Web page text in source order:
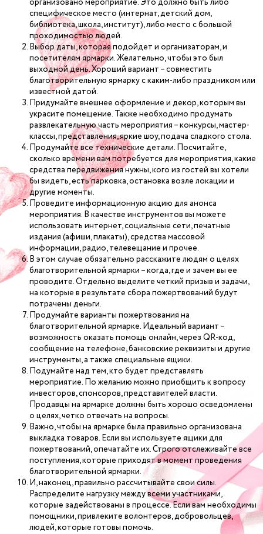
специфическое место (интернат, детский дом,
библиотека, школа, институт), либо место с большой
проходимостью людей.
Выбор даты, которая подойдет и организаторам, и
посетителям ярмарки. Желательно, чтобы это был
выходной день. Хороший вариант – совместить
благотворительную ярмарку с каким-либо праздником или
известной датой.
Придумайте внешнее оформление и декор, которым вы
украсите помещение. Также необходимо продумать
развлекательную часть мероприятия – конкурсы, мастер-
классы, представления, яркие шоу, подача сладкого стола.
Продумайте все технические детали. Посчитайте,
сколько времени вам потребуется для мероприятия, какие
средства передвижения нужны, кого из гостей вы хотели
бы видеть, есть парковка, остановка возле локации и
другие моменты.
Проведите информационную акцию для анонса
мероприятия. В качестве инструментов вы можете
использовать интернет, социальные сети, печатные
издания (афиши, плакаты), средства массовой
информации, радио, телевещание и прочее.
В этом случае обязательно расскажите людям о целях
благотворительной ярмарки – когда, где и зачем вы ее
проводите. Отдельно выделите четкий призыв и задачи,
на которые в результате сбора пожертвований будут
потрачены деньги.
Продумайте варианты пожертвования на
благотворительной ярмарке. Идеальный вариант –
возможность оказать помощь онлайн, через QR-код,
сообщение на телефоне, банковские реквизиты и другие
инструменты, а также специальные ящики.
Подумайте над тем, кто будет представлять
мероприятие. По желанию можно приобщить к вопросу
инвесторов, спонсоров, представителей власти.
Продавцы на ярмарке должны быть хорошо осведомлены
о целях, четко отвечать на вопросы.
Важно, чтобы на ярмарке была правильно организована
выкладка товаров. Если вы используете ящики для
пожертвований, опечатайте их. Строго отслеживайте все
поступления, которые приходят в момент проведения
благотворительной ярмарки.
И, наконец, правильно рассчитывайте свои силы.
Распределите нагрузку между всеми участниками,
которые задействованы в процессе. Если вам необходимы
помощники, привлеките волонтеров, добровольцев,
людей, которые готовы помочь.